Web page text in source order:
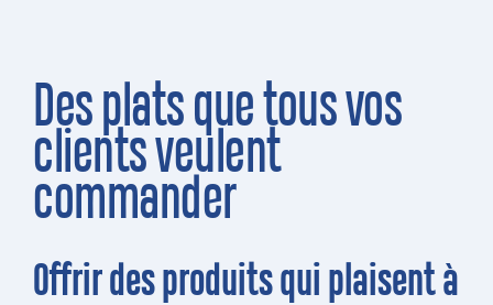
Des plats que tous vos
clients veulent
commander
Offrir des produits qui plaisent à